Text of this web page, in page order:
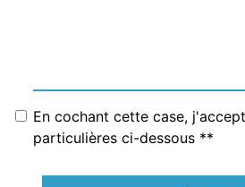
En cochant cette case,
particulières ci-dessous **